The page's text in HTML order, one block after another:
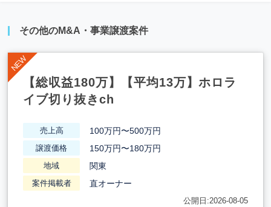
その他のM&A・事業譲渡案件
【総収益180万】【平均13万】ホロラ
イブ切り抜きch
売上高 100万円〜500万円
譲渡価格 150万円〜180万円
地域 関東
案件掲載者 直オーナー
公開日:2026-08-05